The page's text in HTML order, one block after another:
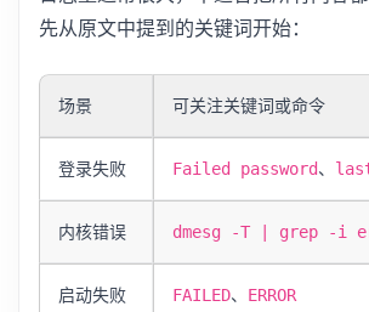
先从原文中提到的关键词开始：
场景 可关注关键词或命令
登录失败 Failed password、
内核错误 dmesg -T | grep -i
启动失败 FAILED、 ERROR